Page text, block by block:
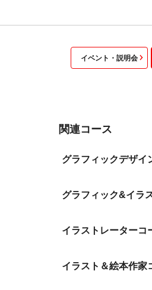
イベント・説明会
関連コース
グラフィックデザイ
グラフィック&イラ
イラストレーターコ
イラスト＆絵本作家